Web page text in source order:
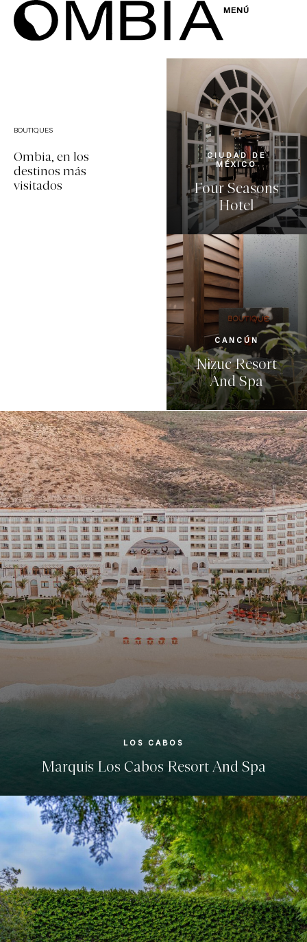
MENÚ
BOUTIQUES
Ombia, en los
destinos más
visitados
CIUDAD DE
MÉXICO
Four Seasons
Hotel
CANCÚN
Nizuc Resort
And Spa
LOS CABOS
Marquis Los Cabos Resort And Spa